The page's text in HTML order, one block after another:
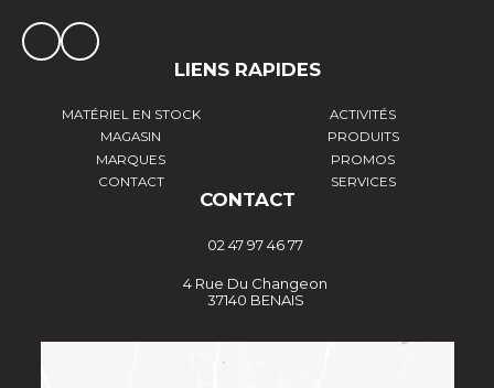
LIENS RAPIDES
MATÉRIEL EN STOCK
ACTIVITÉS
MAGASIN
PRODUITS
MARQUES
PROMOS
CONTACT
SERVICES
CONTACT
02 47 97 46 77
4 Rue Du Changeon
37140 BENAIS